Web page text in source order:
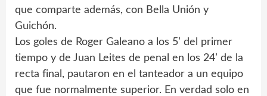
que comparte además, con Bella Unión y
Guichón.
Los goles de Roger Galeano a los 5’ del primer
tiempo y de Juan Leites de penal en los 24’ de la
recta final, pautaron en el tanteador a un equipo
que fue normalmente superior. En verdad solo en